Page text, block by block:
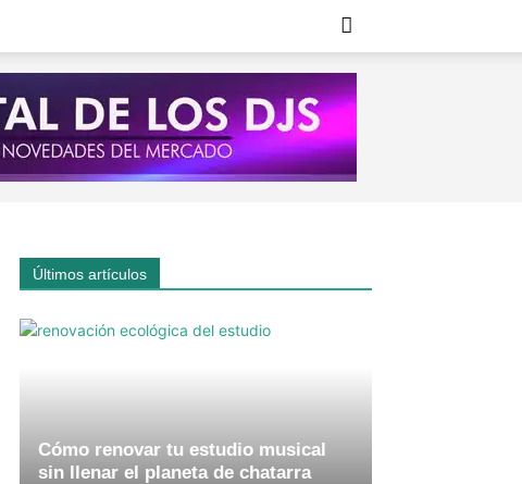
Últimos artículos
Cómo renovar tu estudio musical
sin llenar el planeta de chatarra